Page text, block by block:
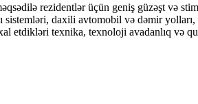
rezidentlər üçün geniş güzəşt və
sistemləri, daxili avtomobil və dəmir
etdikləri texnika, texnoloji avadanlıq və